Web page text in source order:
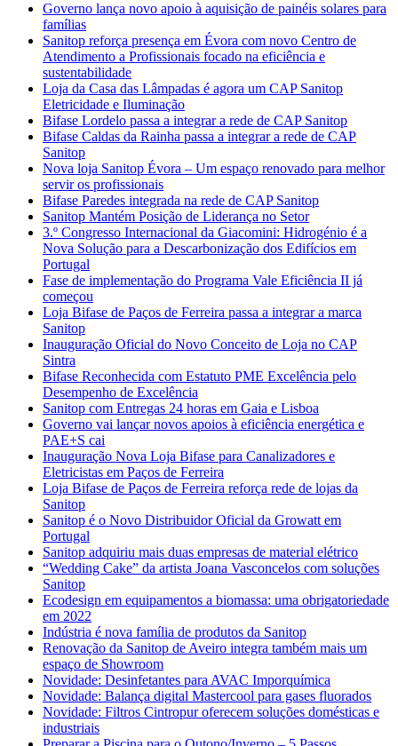
Governo lança novo apoio à aquisição de painéis solares para
famílias
Sanitop reforça presença em Évora com novo Centro de
Atendimento a Profissionais focado na eficiência e
sustentabilidade
Loja da Casa das Lâmpadas é agora um CAP Sanitop
Eletricidade e Iluminação
Bifase Lordelo passa a integrar a rede de CAP Sanitop
Bifase Caldas da Rainha passa a integrar a rede de CAP
Sanitop
Nova loja Sanitop Évora – Um espaço renovado para melhor
servir os profissionais
Bifase Paredes integrada na rede de CAP Sanitop
Sanitop Mantém Posição de Liderança no Setor
3.º Congresso Internacional da Giacomini: Hidrogénio é a
Nova Solução para a Descarbonização dos Edifícios em
Portugal
Fase de implementação do Programa Vale Eficiência II já
começou
Loja Bifase de Paços de Ferreira passa a integrar a marca
Sanitop
Inauguração Oficial do Novo Conceito de Loja no CAP
Sintra
Bifase Reconhecida com Estatuto PME Excelência pelo
Desempenho de Excelência
Sanitop com Entregas 24 horas em Gaia e Lisboa
Governo vai lançar novos apoios à eficiência energética e
PAE+S cai
Inauguração Nova Loja Bifase para Canalizadores e
Eletricistas em Paços de Ferreira
Loja Bifase de Paços de Ferreira reforça rede de lojas da
Sanitop
Sanitop é o Novo Distribuidor Oficial da Growatt em
Portugal
Sanitop adquiriu mais duas empresas de material elétrico
“Wedding Cake” da artista Joana Vasconcelos com soluções
Sanitop
Ecodesign em equipamentos a biomassa: uma obrigatoriedade
em 2022
Indústria é nova família de produtos da Sanitop
Renovação da Sanitop de Aveiro integra também mais um
espaço de Showroom
Novidade: Desinfetantes para AVAC Imporquímica
Novidade: Balança digital Mastercool para gases fluorados
Novidade: Filtros Cintropur oferecem soluções domésticas e
industriais